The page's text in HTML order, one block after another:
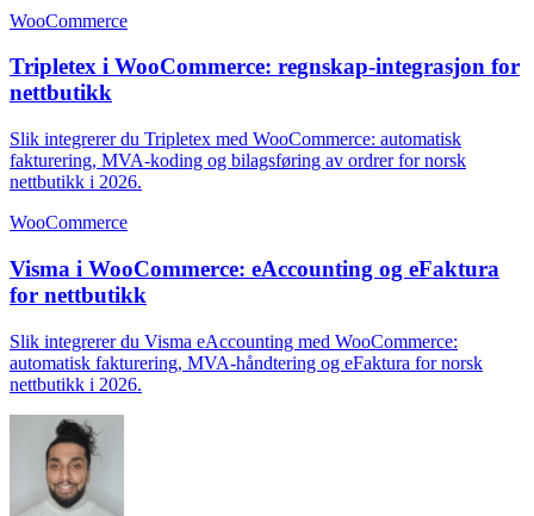
WooCommerce
Tripletex i WooCommerce: regnskap-integrasjon for
nettbutikk
Slik integrerer du Tripletex med WooCommerce: automatisk
fakturering, MVA-koding og bilagsføring av ordrer for norsk
nettbutikk i 2026.
WooCommerce
Visma i WooCommerce: eAccounting og eFaktura
for nettbutikk
Slik integrerer du Visma eAccounting med WooCommerce:
automatisk fakturering, MVA-håndtering og eFaktura for norsk
nettbutikk i 2026.